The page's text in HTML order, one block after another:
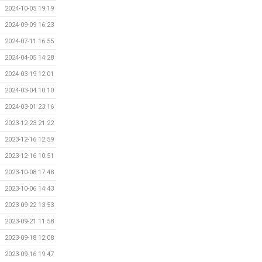
2024-10-05 19:19
2024-09-09 16:23
2024-07-11 16:55
2024-04-05 14:28
2024-03-19 12:01
2024-03-04 10:10
2024-03-01 23:16
2023-12-23 21:22
2023-12-16 12:59
2023-12-16 10:51
2023-10-08 17:48
2023-10-06 14:43
2023-09-22 13:53
2023-09-21 11:58
2023-09-18 12:08
2023-09-16 19:47